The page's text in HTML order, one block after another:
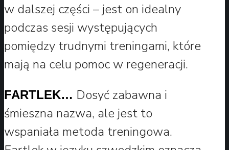
w dalszej części – jest on idealny
podczas sesji występujących
pomiędzy trudnymi treningami, które
mają na celu pomoc w regeneracji.
FARTLEK… Dosyć zabawna i
śmieszna nazwa, ale jest to
wspaniała metoda treningowa.